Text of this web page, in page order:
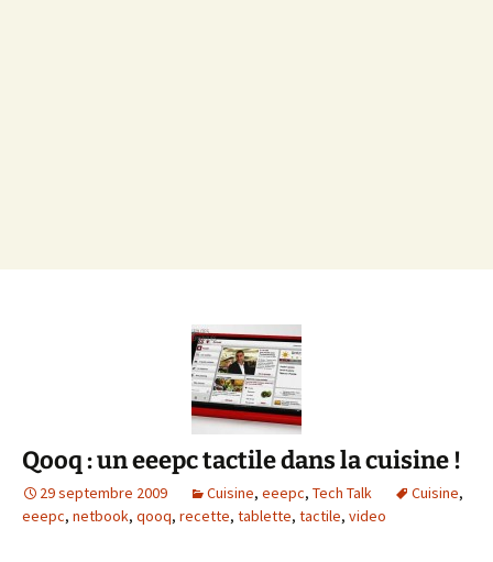
Qooq : un eeepc tactile dans la cuisine !
29 septembre 2009 Cuisine, eeepc, Tech Talk Cuisine,
eeepc, netbook, qooq, recette, tablette, tactile, video